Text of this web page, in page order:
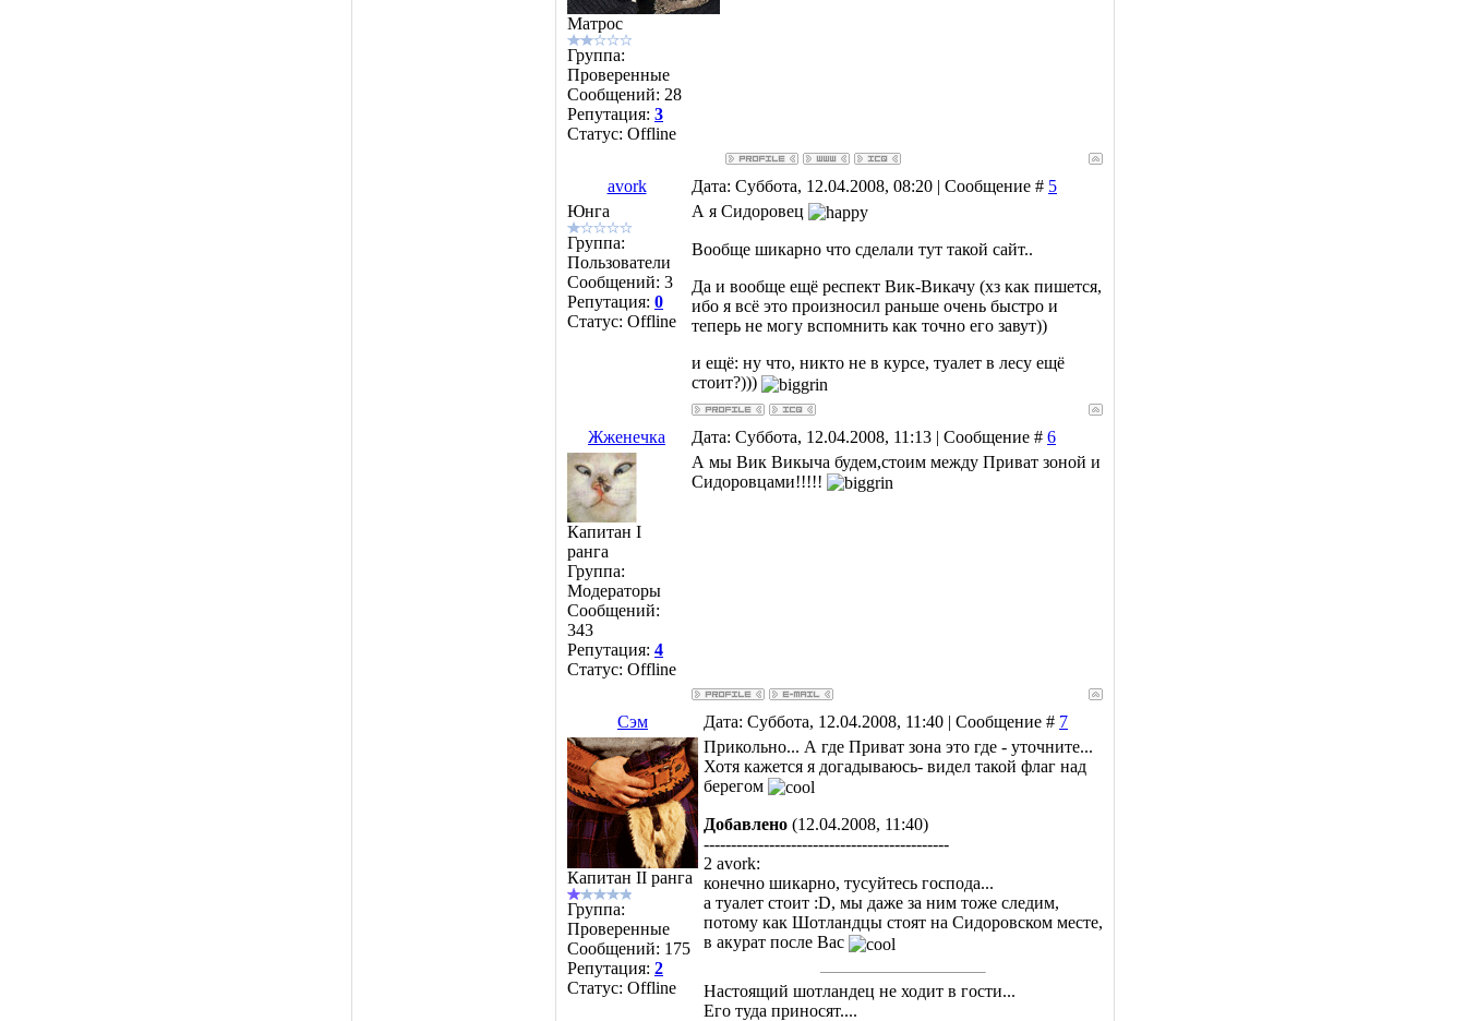
Матрос
Группа:
Проверенные
Сообщений: 28
Репутация: 3
Статус: Offline
avork Дата: Суббота, 12.04.2008, 08:20 | Сообщение # 5
Юнга
Группа:
Пользователи
Сообщений: 3
Репутация: 0
Статус: Offline
А я Сидоровец
Вообще шикарно что сделали тут такой сайт..
Да и вообще ещё респект Вик-Викачу (хз как пишется,
ибо я всё это произносил раньше очень быстро и
теперь не могу вспомнить как точно его завут))
и ещё: ну что, никто не в курсе, туалет в лесу ещё
стоит?)))
Жженечка Дата: Суббота, 12.04.2008, 11:13 | Сообщение # 6
Капитан I
ранга
Группа:
Модераторы
Сообщений:
343
Репутация: 4
Статус: Offline
А мы Вик Викыча будем,стоим между Приват зоной и
Сидоровцами!!!!!
Сэм Дата: Суббота, 12.04.2008, 11:40 | Сообщение # 7
Капитан II ранга
Группа:
Проверенные
Сообщений: 175
Репутация: 2
Статус: Offline
Прикольно... А где Приват зона это где - уточните...
Хотя кажется я догадываюсь- видел такой флаг над
берегом
Добавлено (12.04.2008, 11:40)
---------------------------------------------
2 avork:
конечно шикарно, тусуйтесь господа...
а туалет стоит :D, мы даже за ним тоже следим,
потому как Шотландцы стоят на Сидоровском месте,
в акурат после Вас
Настоящий шотландец не ходит в гости...
Его туда приносят....